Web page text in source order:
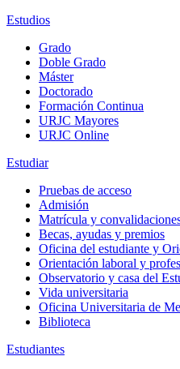
Estudios
Grado
Doble Grado
Máster
Doctorado
Formación Continua
URJC Mayores
URJC Online
Estudiar
Pruebas de acceso
Admisión
Matrícula y
Becas, ayudas y premios
Oficina del estudiante y
Orientación laboral y
Observatorio y casa del
Vida universitaria
Oficina Universitaria de
Biblioteca
Estudiantes